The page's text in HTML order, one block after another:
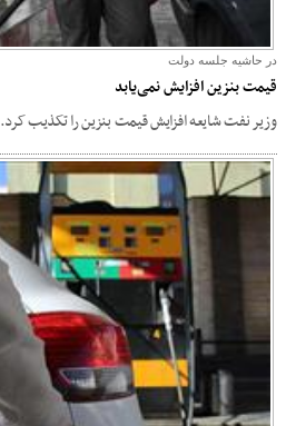
در حاشیه جلسه دولت
قیمت بنزین افزایش نمی‌یابد
وزیر نفت شایعه افزایش قیمت بنزین را تکذیب کرد.